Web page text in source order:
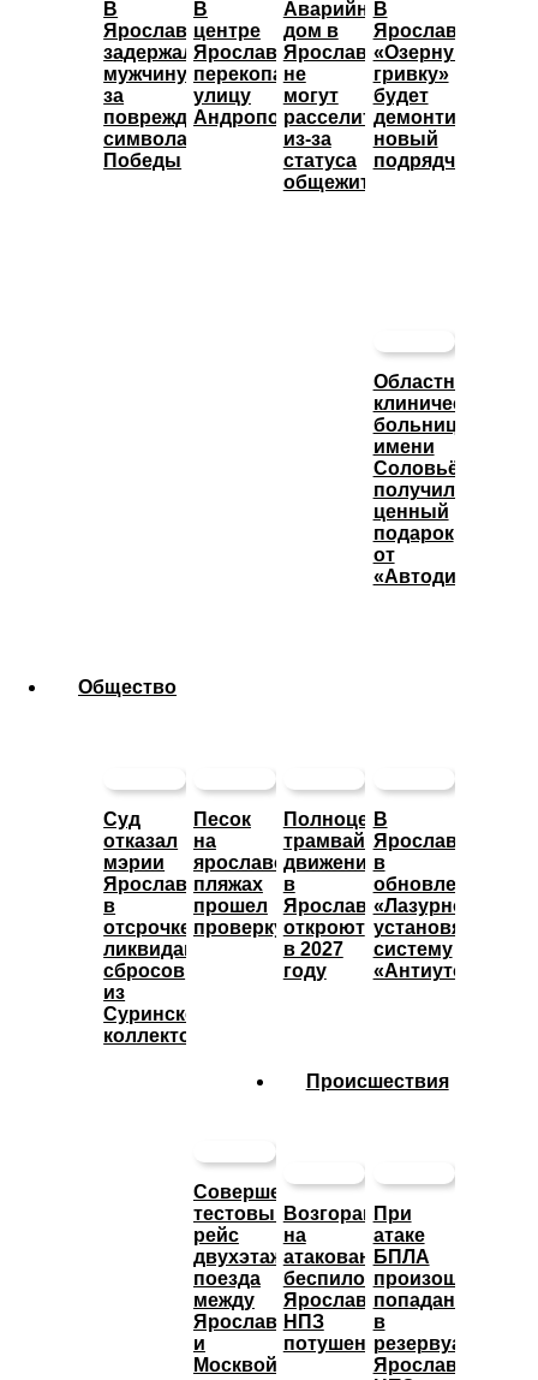
В
Ярославле
задержали
мужчину
за
повреждение
символа
Победы
В
центре
Ярославля
перекопали
улицу
Андропова
Аварийный
дом в
Ярославле
не
могут
расселить
из-за
статуса
общежития
В
Ярославле
«Озерную
гривку»
будет
демонтировать
новый
подрядчик
Областная
клиническая
больница
имени
Соловьёва
получила
ценный
подарок
от
«Автодизеля»
Общество
Суд
отказал
мэрии
Ярославля
в
отсрочке
ликвидации
сбросов
из
Суринского
коллектора
Песок
на
ярославских
пляжах
прошел
проверку
Полноценное
трамвайное
движение
в
Ярославле
откроют
в 2027
году
В
Ярославле
в
обновленном
«Лазурном»
установят
систему
«Антиутоп»
Совершен
тестовый
рейс
двухэтажного
поезда
между
Ярославлем
и
Москвой
Происшествия
Возгорание
на
атакованном
беспилотниками
Ярославском
НПЗ
потушено
При
атаке
БПЛА
произошло
попадание
в
резервуары
Ярославского